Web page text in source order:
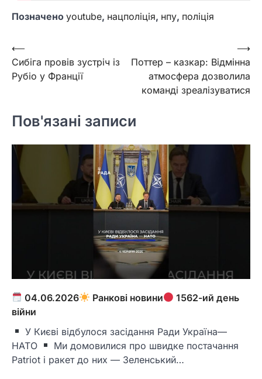
Позначено youtube, нацполіція, нпу, поліція
Навігація
записів
⟵
Сибіга провів зустріч із
Рубіо у Франції
Поттер – казкар: Відмінна
атмосфера дозволила
команді зреалізуватися
⟶
Пов'язані записи
04.06.2026 Ранкові новини
1562-ий день
війни
У Києві відбулося засідання Ради Україна—
НАТО
Ми домовилися про швидке постачання
Patriot і ракет до них — Зеленський…